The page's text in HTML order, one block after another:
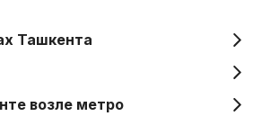
Ташкента
возле метро